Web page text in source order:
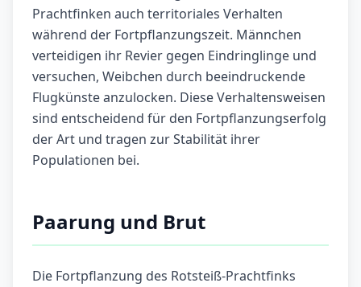
Prachtfinken auch territoriales Verhalten
während der Fortpflanzungszeit. Männchen
verteidigen ihr Revier gegen Eindringlinge und
versuchen, Weibchen durch beeindruckende
Flugkünste anzulocken. Diese Verhaltensweisen
sind entscheidend für den Fortpflanzungserfolg
der Art und tragen zur Stabilität ihrer
Populationen bei.
Paarung und Brut
Die Fortpflanzung des Rotsteiß-Prachtfinks